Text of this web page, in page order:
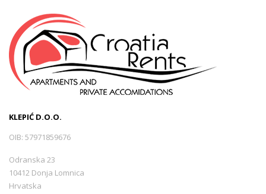
KLEPIĆ D.O.O.
OIB: 57971859676
Odranska 23
10412 Donja Lomnica
Hrvatska